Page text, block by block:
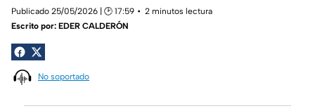
Publicado 25/05/2026 | 🕑 17:59
2 minutos lectura
Escrito por: EDER CALDERÓN
No soportado